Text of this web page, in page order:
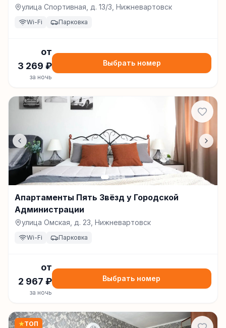
улица Спортивная, д. 13/3, Нижневартовск
Wi-Fi Парковка
от
3 269 ₽
за ночь
Выбрать номер
Апартаменты Пять Звёзд у Городской
Администрации
улица Омская, д. 23, Нижневартовск
Wi-Fi Парковка
от
2 967 ₽
за ночь
Выбрать номер
★ТОП